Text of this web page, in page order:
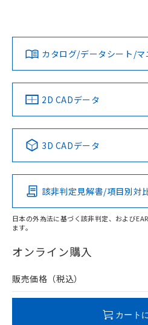
ダウンロードデータをご利用い
みください。
ソフトウェアの使用条件
対応済み
中国 RoHS 注意事項・凡例
Pb Hg
O
在庫等で未対応品が混在する可
問い合わせください。
LR型式承認
（イギリス
船舶規格）
DNV型式承認
（ノルウェー
No No
この製品の
その他の認証はこちら
カタログ/データシート/マ
2D CADデータ
3D CADデータ
該非判定見解書/項目別対
日本の外為法に基づく該非判定、および
ます。
オンライン購入
販売価格（税込）
カート